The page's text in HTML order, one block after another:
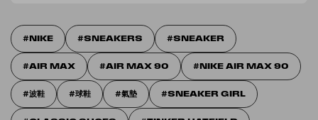
NIKE SNEAKERS SNEAKER
AIR MAX AIR MAX 90 NIKE AIR MAX 90
波鞋 球鞋 氣墊 SNEAKER GIRL